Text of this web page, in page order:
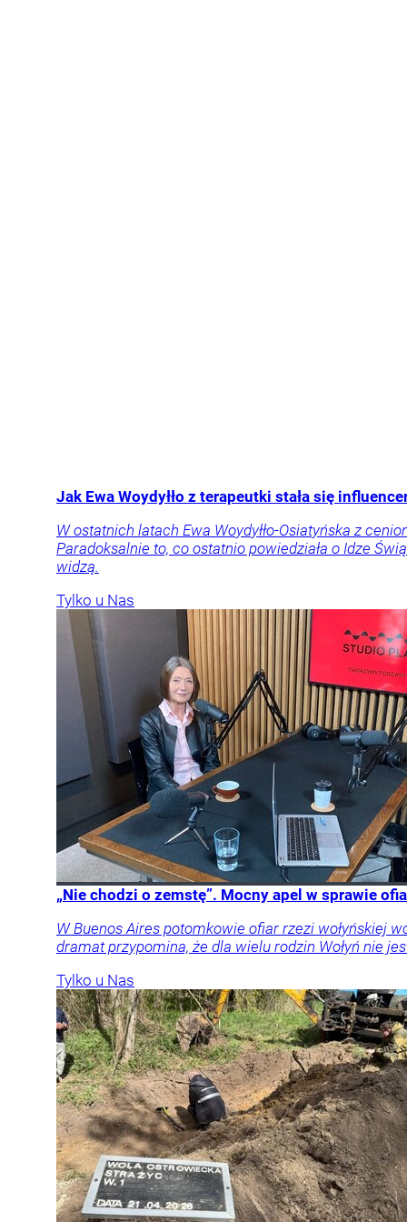
Jak Ewa Woydyłło z terapeutki stała się
W ostatnich latach Ewa Woydyłło-Osiatyńska z
Paradoksalnie to, co ostatnio powiedziała o Idze
widzą.
Tylko u Nas
„Nie chodzi o zemstę”. Mocny apel w sprawie
W Buenos Aires potomkowie ofiar rzezi wołyńskiej
dramat przypomina, że dla wielu rodzin Wołyń nie
Tylko u Nas